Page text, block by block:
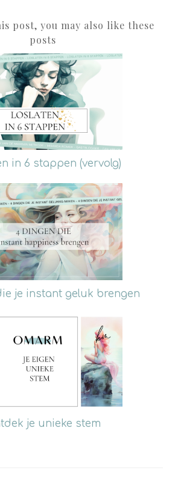
post, you may also like these
posts
in 6 stappen (vervolg)
je instant geluk brengen
je unieke stem